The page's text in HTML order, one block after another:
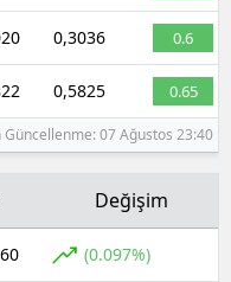
Tunceli
Şanlıurfa
Van
Yozgat
Zonguldak
0,3036 0.6
0,5825 0.65
Güncellenme: 07 Ağustos 23:40
Değişim
(0.097%)